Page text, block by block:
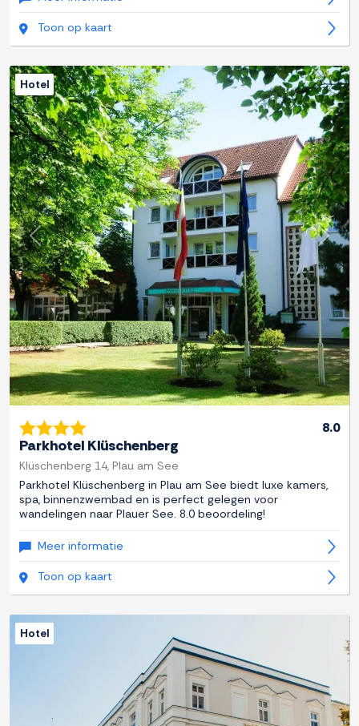
Toon op kaart
Previous Next
Hotel
8.0
Parkhotel Klüschenberg
Klüschenberg 14, Plau am See
Parkhotel Klüschenberg in Plau am See biedt luxe kamers,
spa, binnenzwembad en is perfect gelegen voor
wandelingen naar Plauer See. 8.0 beoordeling!
Meer informatie
Toon op kaart
Hotel